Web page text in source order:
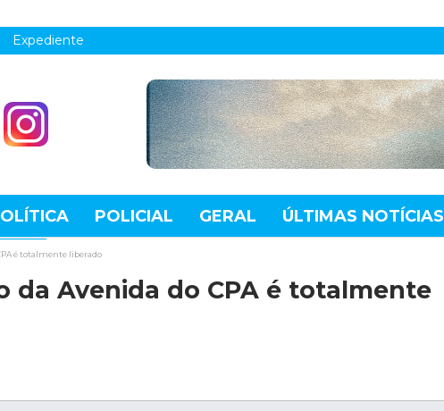
Expediente
POLICIAL GERAL ÚLTIMAS NOTÍCIAS
ESPORTE
é totalmente liberado
da Avenida do CPA é totalmente